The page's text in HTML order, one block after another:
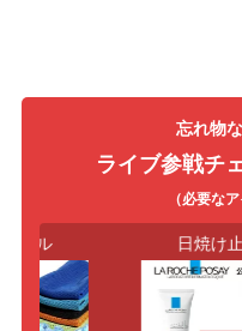
忘れ物
ライブ参戦チ
（必要な
日焼け止